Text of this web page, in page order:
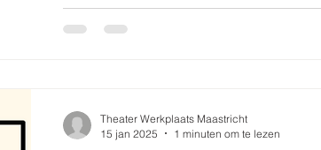
Theater Werkplaats Maastricht
15 jan 2025
1 minuten om te lezen